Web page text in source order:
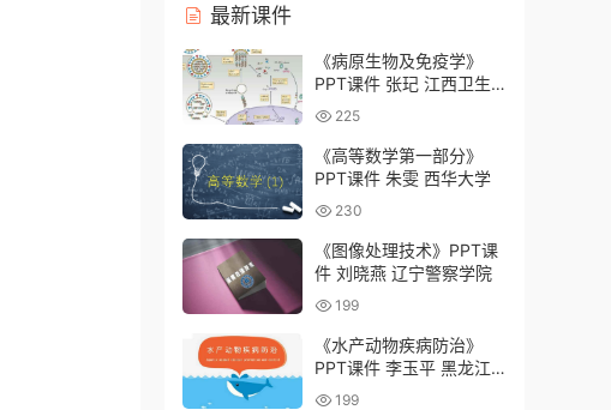
最新课件
《病原生物及免疫学》
PPT课件 张玘 江西卫生
职业学院
225
《高等数学第一部分》
PPT课件 朱雯 西华大学
230
《图像处理技术》PPT课
件 刘晓燕 辽宁警察学院
199
《水产动物疾病防治》
PPT课件 李玉平 黑龙江
农业工程职业学院
199